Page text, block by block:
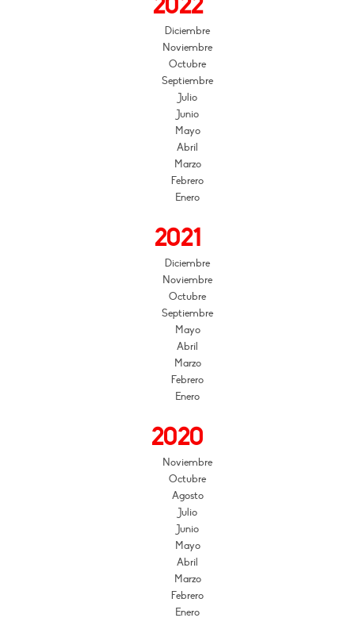
Diciembre
Noviembre
Octubre
Septiembre
Julio
Junio
Mayo
Abril
Marzo
Febrero
Enero
2021
Diciembre
Noviembre
Octubre
Septiembre
Mayo
Abril
Marzo
Febrero
Enero
2020
Noviembre
Octubre
Agosto
Julio
Junio
Mayo
Abril
Marzo
Febrero
Enero